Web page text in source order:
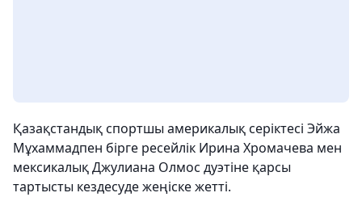
Қазақстандық спортшы америкалық серіктесі Эйжа
Мұхаммадпен бірге ресейлік Ирина Хромачева мен
мексикалық Джулиана Олмос дуэтіне қарсы
тартысты кездесуде жеңіске жетті.